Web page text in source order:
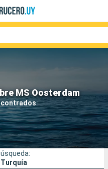
MS Oosterdam
Compañías
Buscar